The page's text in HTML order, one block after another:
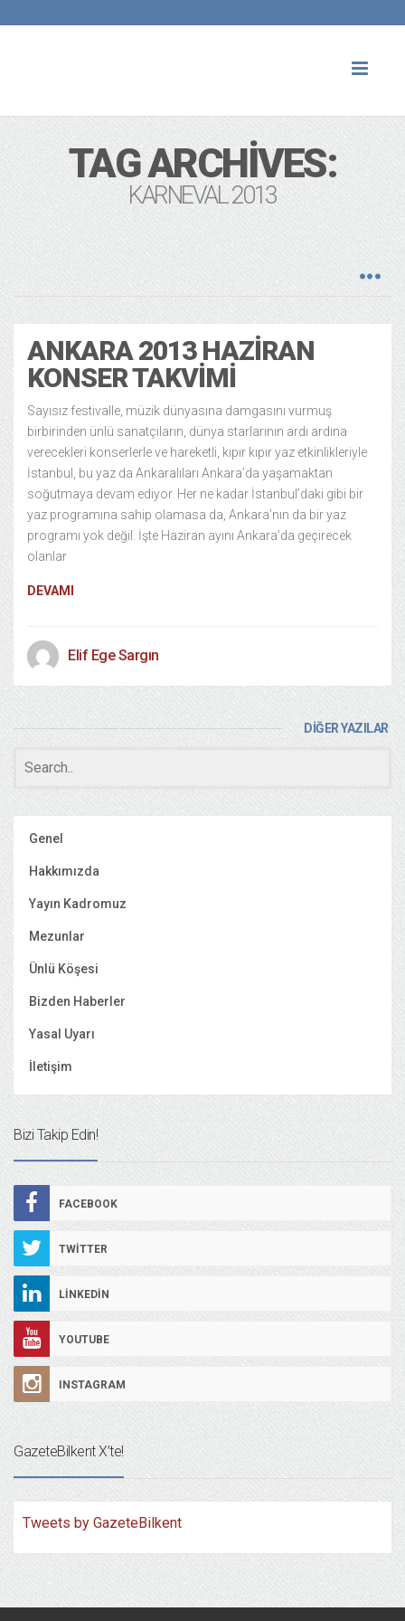
TAG ARCHIVES:
KARNEVAL 2013
ANKARA 2013 HAZIRAN
KONSER TAKVIMI
Sayısız festivalle, müzik dünyasına damgasını vurmuş
birbirinden ünlü sanatçıların, dünya starlarının ardı ardına
verecekleri konserlerle ve hareketli, kıpır kıpır yaz etkinlikleriyle
İstanbul, bu yaz da Ankaralıları Ankara’da yaşamaktan
soğutmaya devam ediyor. Her ne kadar İstanbul’daki gibi bir
yaz programına sahip olamasa da, Ankara’nın da bir yaz
programı yok değil. İşte Haziran ayını Ankara’da geçirecek
olanlar
DEVAMI
Elif Ege Sargın
DİĞER YAZILAR
Genel
Hakkımızda
Yayın Kadromuz
Mezunlar
Ünlü Köşesi
Bizden Haberler
Yasal Uyarı
İletişim
Bizi Takip Edin!
FACEBOOK
TWITTER
LINKEDIN
YOUTUBE
INSTAGRAM
GazeteBilkent X’te!
Tweets by GazeteBilkent